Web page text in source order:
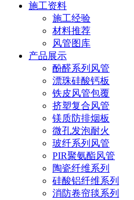
施工资料
施工经验
材料推荐
风管图库
产品展示
酚醛系列风管
漂珠硅酸钙板
铁皮风管包覆
挤塑复合风管
镁质防排烟板
微孔发泡耐火
玻纤系列风管
PIR聚氨酯风管
陶瓷纤维系列
硅酸铝纤维系列
消防卷帘毯系列